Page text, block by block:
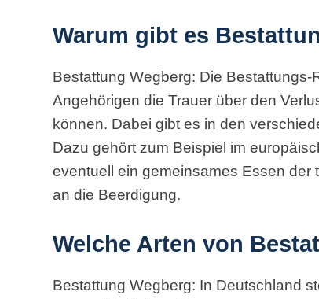
Warum gibt es
Bestattung Wegberg: Die
Angehörigen die Trauer über den
können. Dabei gibt es in den
Dazu gehört zum Beispiel im
eventuell ein gemeinsames Essen der
an die Beerdigung.
Welche Arten von
Bestattung Wegberg: In Deutschland